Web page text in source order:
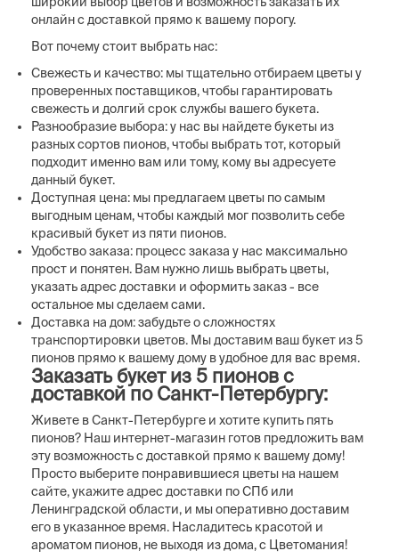
онлайн с доставкой прямо к вашему порогу.
Вот почему стоит выбрать нас:
Свежесть и качество: мы тщательно отбираем цветы у
проверенных поставщиков, чтобы гарантировать
свежесть и долгий срок службы вашего букета.
Разнообразие выбора: у нас вы найдете букеты из
разных сортов пионов, чтобы выбрать тот, который
подходит именно вам или тому, кому вы адресуете
данный букет.
Доступная цена: мы предлагаем цветы по самым
выгодным ценам, чтобы каждый мог позволить себе
красивый букет из пяти пионов.
Удобство заказа: процесс заказа у нас максимально
прост и понятен. Вам нужно лишь выбрать цветы,
указать адрес доставки и оформить заказ - все
остальное мы сделаем сами.
Доставка на дом: забудьте о сложностях
транспортировки цветов. Мы доставим ваш букет из 5
пионов прямо к вашему дому в удобное для вас время.
Заказать букет из 5 пионов с
доставкой по Санкт-Петербургу:
Живете в Санкт-Петербурге и хотите купить пять
пионов? Наш интернет-магазин готов предложить вам
эту возможность с доставкой прямо к вашему дому!
Просто выберите понравившиеся цветы на нашем
сайте, укажите адрес доставки по СПб или
Ленинградской области, и мы оперативно доставим
его в указанное время. Насладитесь красотой и
ароматом пионов, не выходя из дома, с Цветомания!